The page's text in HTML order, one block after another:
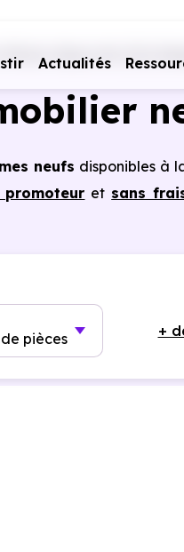
Actualités
Alpes Ain (01)
neufs disponibles à
promoteur et sans
pièces +